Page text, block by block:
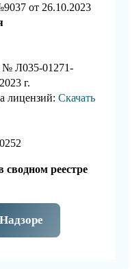
от 26.10.2023
№ Л035-01271-
г.
лицензий: Скачать
реестре